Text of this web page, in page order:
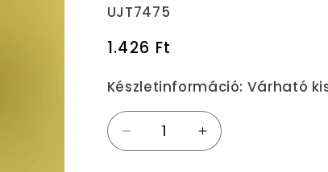
Termékváltozat:
UJT7475
Normál
1.426 Ft
Készletinformáció: Várható
szerelhető
Falra
szerelhető